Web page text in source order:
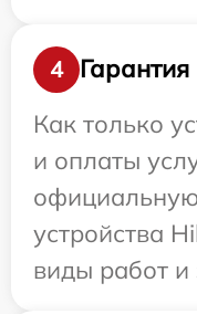
4
Гарантия
Как только
и оплаты
устройства
виды работ и